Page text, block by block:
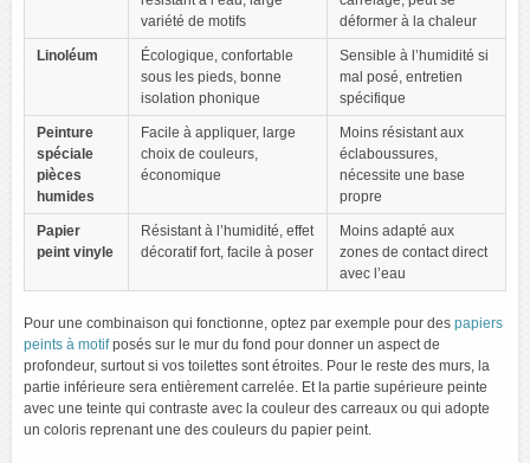
variété de motifs
déformer à la chaleur
Linoléum
Écologique, confortable
sous les pieds, bonne
isolation phonique
Sensible à l’humidité si
mal posé, entretien
spécifique
Peinture
spéciale
pièces
humides
Facile à appliquer, large
choix de couleurs,
économique
Moins résistant aux
éclaboussures,
nécessite une base
propre
Papier
peint vinyle
Résistant à l’humidité, effet
décoratif fort, facile à poser
Moins adapté aux
zones de contact direct
avec l’eau
Pour une combinaison qui fonctionne, optez par exemple pour des papiers
peints à motifposés sur le mur du fond pour donner un aspect de
profondeur, surtout si vos toilettes sont étroites. Pour le reste des murs, la
partie inférieure sera entièrement carrelée. Et la partie supérieure peinte
avec une teinte qui contraste avec la couleur des carreaux ou qui adopte
un coloris reprenant une des couleurs du papier peint.